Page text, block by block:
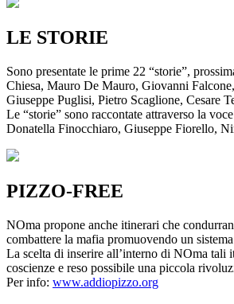
LE STORIE
Sono presentate le prime 22 “storie”,
Chiesa, Mauro De Mauro, Giovanni
Giuseppe Puglisi, Pietro Scaglione, Cesare
Le “storie” sono raccontate attraverso la
Donatella Finocchiaro, Giuseppe Fiorello,
PIZZO-FREE
NOma propone anche itinerari che
combattere la mafia promuovendo un
La scelta di inserire all’interno di NOma tali
coscienze e reso possibile una piccola
Per info: www.addiopizzo.org